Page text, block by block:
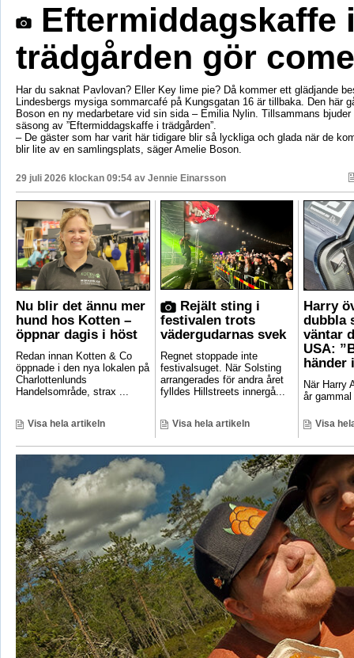
Eftermiddagskaffe
trädgården gör
Har du saknat Pavlovan? Eller Key lime pie? Då kommer ett glädjande
Lindesbergs mysiga sommarcafé på Kungsgatan 16 är tillbaka. Den här
Boson en ny medarbetare vid sin sida – Emilia Nylin. Tillsammans
säsong av ”Eftermiddagskaffe i trädgården”.
– De gäster som har varit här tidigare blir så lyckliga och glada när de
blir lite av en samlingsplats, säger Amelie Boson.
29 juli 2026 klockan 09:54 av Jennie Einarsson
Nu blir det ännu mer
hund hos Kotten –
öppnar dagis i höst
Redan innan Kotten & Co
öppnade i den nya lokalen på
Charlottenlunds
Handelsområde, strax ...
Visa hela artikeln
Rejält sting i
festivalen trots
vädergudarnas svek
Regnet stoppade inte
festivalsuget. När Solsting
arrangerades för andra året
fylldes Hillstreets innergå...
Visa hela artikeln
Harry
dubbla
väntar
USA:
händer
När Harry
år
Visa